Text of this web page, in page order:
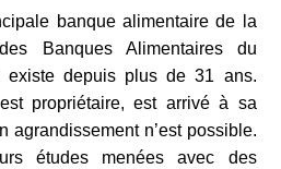
banque alimentaire de la
Banques Alimentaires du
existe depuis plus de 31 ans.
propriétaire, est arrivé à sa
agrandissement n’est possible.
études menées avec des